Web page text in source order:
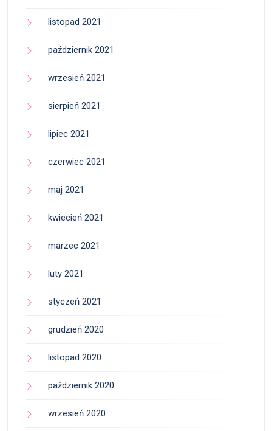
listopad 2021
październik 2021
wrzesień 2021
sierpień 2021
lipiec 2021
czerwiec 2021
maj 2021
kwiecień 2021
marzec 2021
luty 2021
styczeń 2021
grudzień 2020
listopad 2020
październik 2020
wrzesień 2020